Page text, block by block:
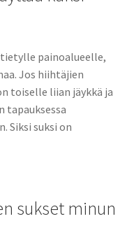
painoalueelle,
Jos hiihtäjien
toiselle liian jäykkä ja
tapauksessa
Siksi suksi on
sukset minun